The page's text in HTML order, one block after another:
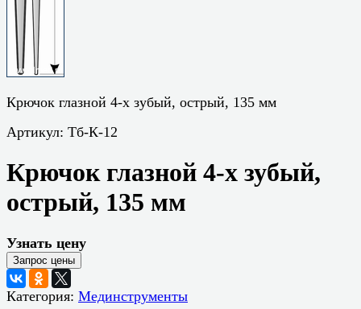
Крючок глазной 4-х зубый, острый, 135 мм
Артикул: Тб-К-12
Крючок глазной 4-х зубый,
острый, 135 мм
Узнать цену
Категория: Мединструменты